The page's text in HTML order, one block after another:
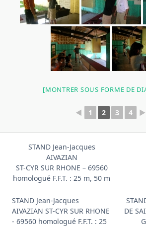
[MONTRER SOUS FORME DE
◄ 1 2 3 4 ►
STAND Jean-Jacques
AIVAZIAN
ST-CYR SUR RHONE – 69560
homologué F.F.T. : 25 m, 50 m
STAND Jean-Jacques
AIVAZIAN ST-CYR SUR RHONE
- 69560 homologué F.F.T. : 25
DE